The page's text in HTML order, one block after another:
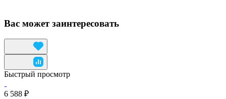
Вас может заинтересовать
Быстрый просмотр
6 588 ₽